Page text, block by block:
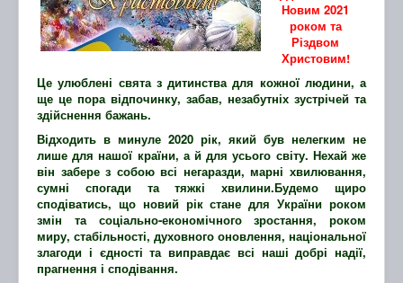
Новим 2021
роком та
Різдвом
Христовим!
Це улюблені свята з дитинства для кожної людини, а
ще це пора відпочинку, забав, незабутніх зустрічей та
здійснення бажань.
Відходить в минуле 2020 рік, який був нелегким не
лише для нашої країни, а й для усього світу. Нехай же
він забере з собою всі негаразди, марні хвилювання,
сумні спогади та тяжкі хвилини.Будемо щиро
сподіватись, що новий рік стане для України роком
змін та соціально-економічного зростання, роком
миру, стабільності, духовного оновлення, національної
злагоди і єдності та виправдає всі наші добрі надії,
прагнення і сподівання.